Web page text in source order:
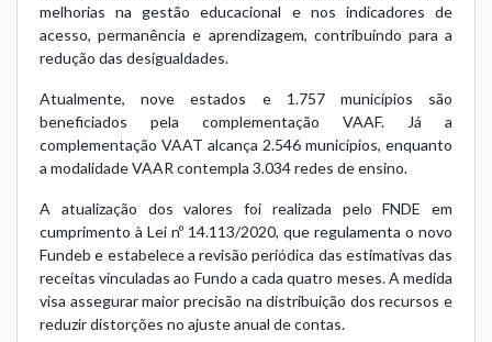
melhorias na gestão educacional e nos indicadores de
acesso, permanência e aprendizagem, contribuindo para a
redução das desigualdades.
Atualmente, nove estados e 1.757 municípios são
beneficiados pela complementação VAAF. Já a
complementação VAAT alcança 2.546 municípios, enquanto
a modalidade VAAR contempla 3.034 redes de ensino.
A atualização dos valores foi realizada pelo FNDE em
cumprimento à Lei nº 14.113/2020, que regulamenta o novo
Fundeb e estabelece a revisão periódica das estimativas das
receitas vinculadas ao Fundo a cada quatro meses. A medida
visa assegurar maior precisão na distribuição dos recursos e
reduzir distorções no ajuste anual de contas.